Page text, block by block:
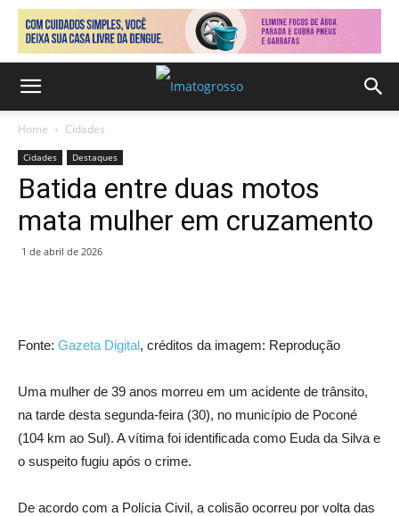
Home Cidades
Cidades Destaques
Batida entre duas motos
mata mulher em cruzamento
1 de abril de 2026
Fonte: Gazeta Digital, créditos da imagem: Reprodução
Uma mulher de 39 anos morreu em um acidente de trânsito,
na tarde desta segunda-feira (30), no município de Poconé
(104 km ao Sul). A vítima foi identificada como Euda da Silva e
o suspeito fugiu após o crime.
De acordo com a Polícia Civil, a colisão ocorreu por volta das